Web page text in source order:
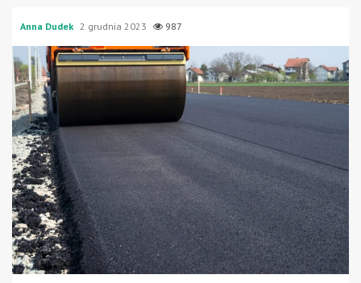
Anna Dudek 2 grudnia 2023 987